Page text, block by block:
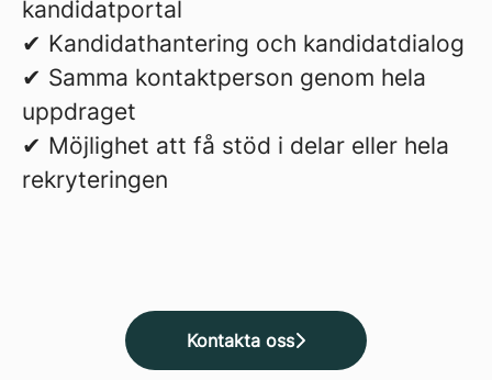
kandidatportal
✔ Kandidathantering och kandidatdialog
✔ Samma kontaktperson genom hela
uppdraget
✔ Möjlighet att få stöd i delar eller hela
rekryteringen
Kontakta oss